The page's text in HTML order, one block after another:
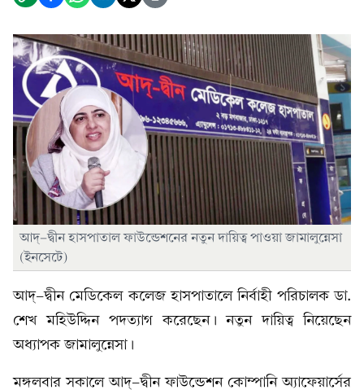
আদ্-দ্বীন হাসপাতাল ফাউন্ডেশনের নতুন দায়িত্ব পাওয়া জামালুন্নেসা
(ইনসেটে)
আদ্‌-দ্বীন মেডিকেল কলেজ হাসপাতালে নির্বাহী পরিচালক ডা.
শেখ মহিউদ্দিন পদত্যাগ করেছেন। নতুন দায়িত্ব নিয়েছেন
অধ্যাপক জামালুন্নেসা।
মঙ্গলবার সকালে আদ্-দ্বীন ফাউন্ডেশন কোম্পানি অ্যাফেয়ার্সের